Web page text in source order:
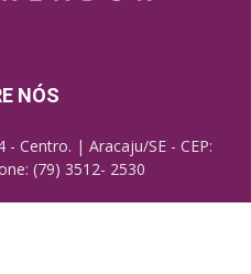
NÓS
- Centro. | Aracaju/SE - CEP:
(79) 3512- 2530